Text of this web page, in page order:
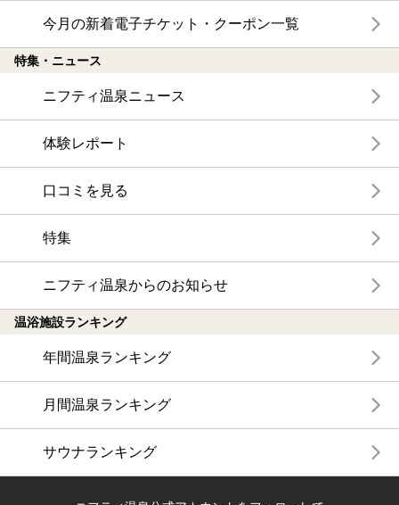
今月の新着電子チケット・クーポン一覧
特集・ニュース
ニフティ温泉ニュース
体験レポート
口コミを見る
特集
ニフティ温泉からのお知らせ
温浴施設ランキング
年間温泉ランキング
月間温泉ランキング
サウナランキング